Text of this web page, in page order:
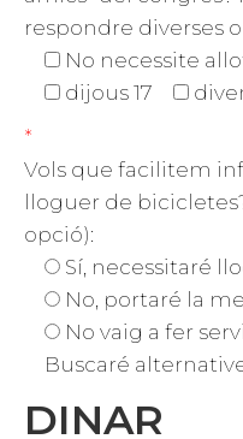
respondre diverses
No necessite
dijous 17
*
Vols que facilitem
lloguer de
opció):
Sí, necessitaré
No, portaré la
No vaig a fer
Buscaré
DINAR